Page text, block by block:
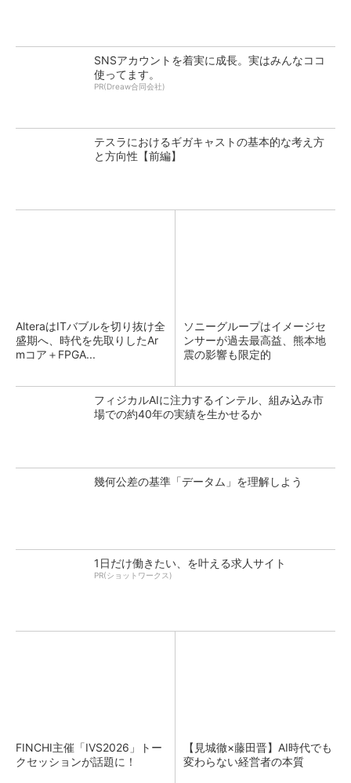
SNSアカウントを着実に成長。実はみんなココ
使ってます。
PR(Dreaw合同会社)
テスラにおけるギガキャストの基本的な考え方
と方向性【前編】
AlteraはITバブルを切り抜け全
盛期へ、時代を先取りしたAr
mコア＋FPGA...
ソニーグループはイメージセ
ンサーが過去最高益、熊本地
震の影響も限定的
フィジカルAIに注力するインテル、組み込み市
場での約40年の実績を生かせるか
幾何公差の基準「データム」を理解しよう
1日だけ働きたい、を叶える求人サイト
PR(ショットワークス)
FINCHI主催「IVS2026」トー
クセッションが話題に！
【見城徹×藤田晋】AI時代でも
変わらない経営者の本質